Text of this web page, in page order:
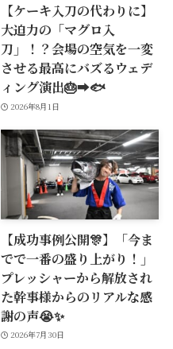
【ケーキ入刀の代わりに】
大迫力の「マグロ入
刀」！？会場の空気を一変
させる最高にバズるウェデ
ィング演出🎂➡️🐟
2026年8月1日
【成功事例公開🎊】「今ま
でで一番の盛り上がり！」
プレッシャーから解放され
た幹事様からのリアルな感
謝の声😭✨
2026年7月30日